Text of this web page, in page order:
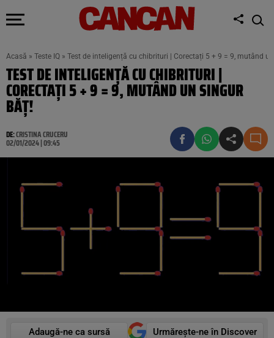
Acasă » Teste IQ » Test de inteligență cu chibrituri | Corectați 5 + 9 = 9, mutând
TEST DE INTELIGENȚĂ CU CHIBRITURI |
CORECTAȚI 5 + 9 = 9, MUTÂND UN SINGUR
BĂȚ!
DE:CRISTINA CRUCERU
02/01/2024 | 09:45
Adaugă-ne ca sursă
Urmărește-ne în Discover